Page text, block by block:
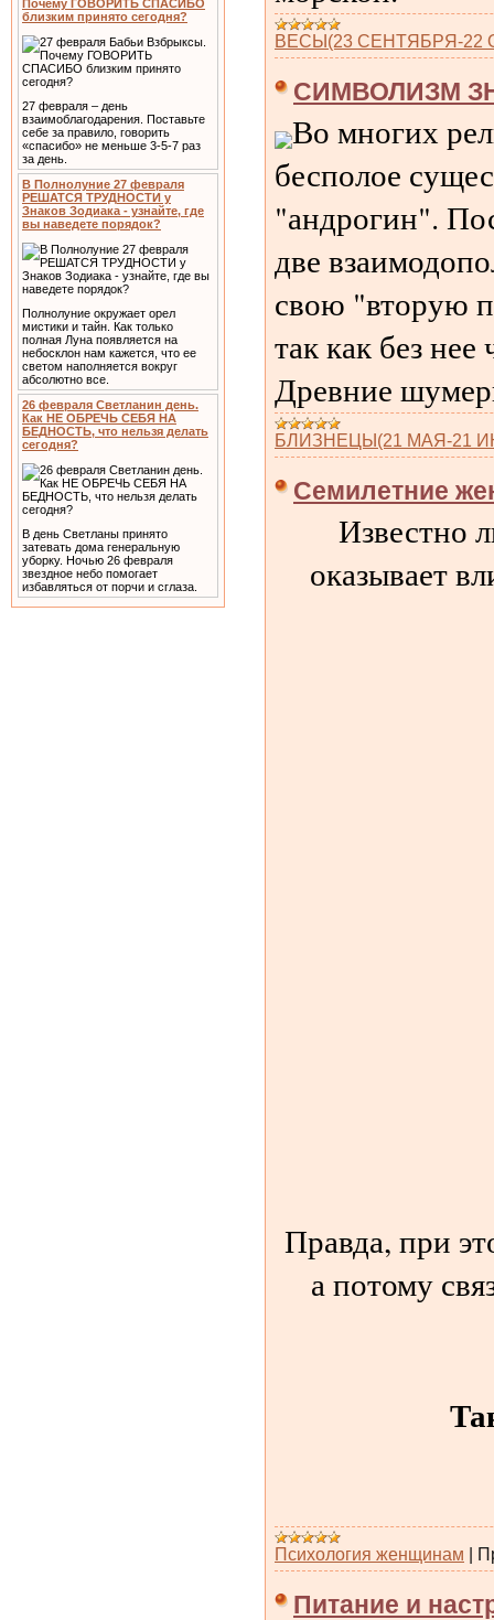
Почему ГОВОРИТЬ СПАСИБО
близким принято сегодня?
27 февраля – день
взаимоблагодарения. Поставьте
себе за правило, говорить
«спасибо» не меньше 3-5-7 раз
за день.
В Полнолуние 27 февраля
РЕШАТСЯ ТРУДНОСТИ у
Знаков Зодиака - узнайте, где
вы наведете порядок?
Полнолуние окружает орел
мистики и тайн. Как только
полная Луна появляется на
небосклон нам кажется, что ее
светом наполняется вокруг
абсолютно все.
26 февраля Светланин день.
Как НЕ ОБРЕЧЬ СЕБЯ НА
БЕДНОСТЬ, что нельзя делать
сегодня?
В день Светланы принято
затевать дома генеральную
уборку. Ночью 26 февраля
звездное небо помогает
избавляться от порчи и сглаза.
ВЕСЫ(23 СЕНТЯБРЯ-22
СИМВОЛИЗМ
Во многих
бесполое
"андрогин".
две
свою "вторую
так как без
Древние
БЛИЗНЕЦЫ(21 МАЯ-21
Семилетние
Известно
оказывает
Правда, при
а потому
Психология женщинам |
Питание и